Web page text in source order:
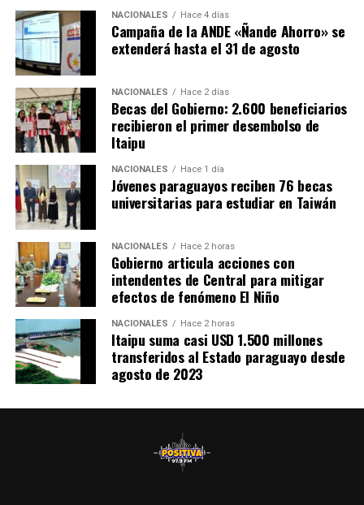
NACIONALES Hace 4 días
Campaña de la ANDE «Ñande Ahorro» se
extenderá hasta el 31 de agosto
NACIONALES Hace 2 días
Becas del Gobierno: 2.600 beneficiarios
recibieron el primer desembolso de
Itaipu
NACIONALES Hace 1 día
Jóvenes paraguayos reciben 76 becas
universitarias para estudiar en Taiwán
NACIONALES Hace 2 horas
Gobierno articula acciones con
intendentes de Central para mitigar
efectos de fenómeno El Niño
NACIONALES Hace 2 horas
Itaipu suma casi USD 1.500 millones
transferidos al Estado paraguayo desde
agosto de 2023